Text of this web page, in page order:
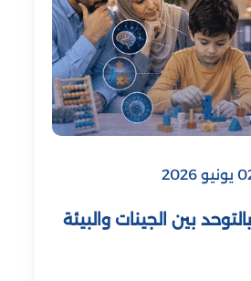
بين الجينات والبيئة